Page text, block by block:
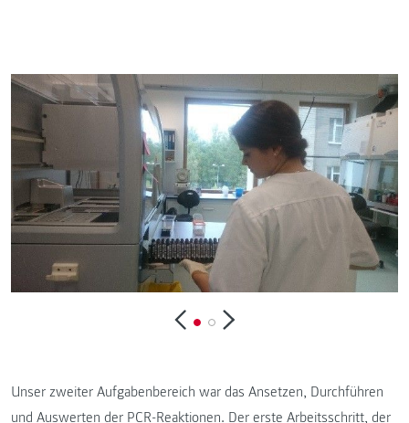
Unser zweiter Aufgabenbereich war das Ansetzen, Durchführen
und Auswerten der PCR-Reaktionen. Der erste Arbeitsschritt, der